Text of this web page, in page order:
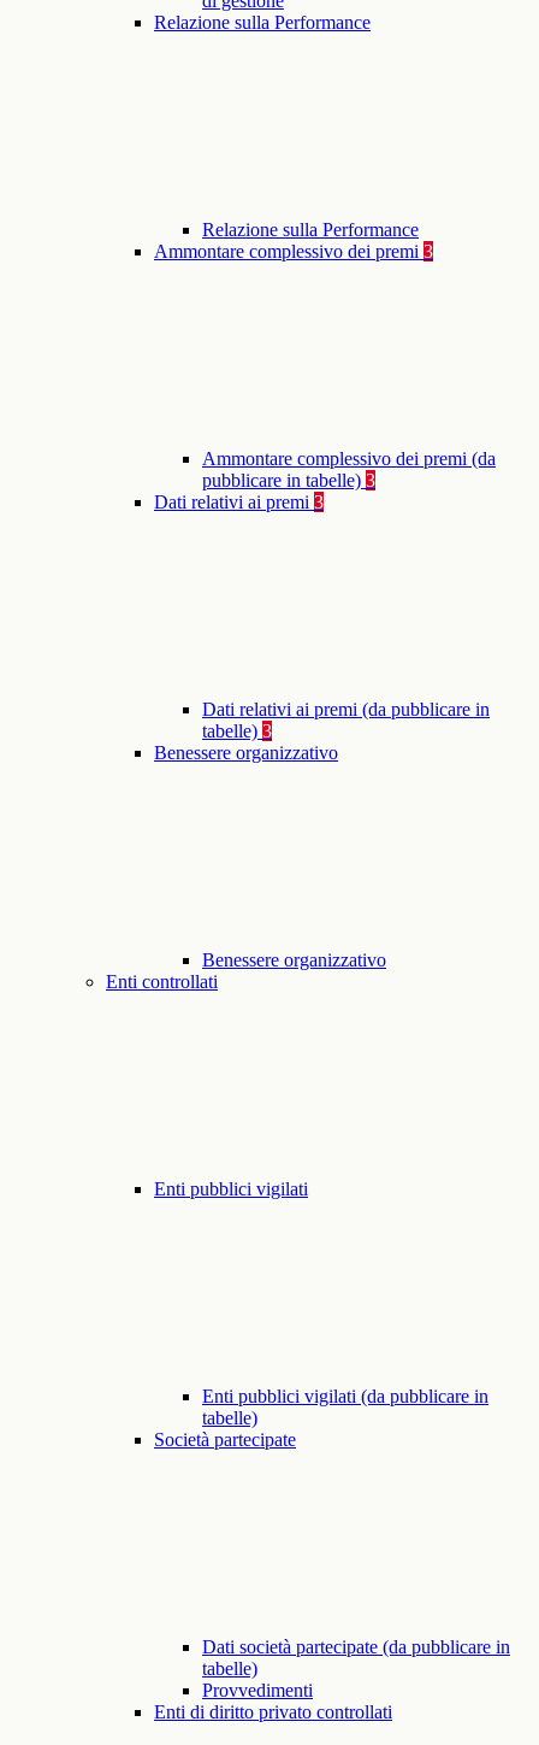
Relazione sulla Performance
Relazione sulla Performance
Ammontare complessivo dei premi 3
Ammontare complessivo dei premi (da
pubblicare in tabelle) 3
Dati relativi ai premi 3
Dati relativi ai premi (da pubblicare in
tabelle) 3
Benessere organizzativo
Benessere organizzativo
Enti controllati
Enti pubblici vigilati
Enti pubblici vigilati (da pubblicare in
tabelle)
Società partecipate
Dati società partecipate (da pubblicare in
tabelle)
Provvedimenti
Enti di diritto privato controllati